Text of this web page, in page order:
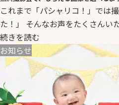
これまで「パシャリコ！」では
た！」 そんなお声をたくさん
続きを読む
お知らせ